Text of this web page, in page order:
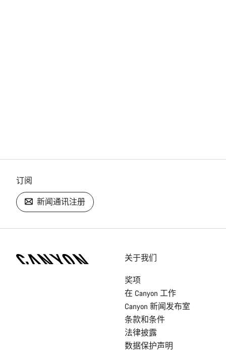
订阅
新闻通讯注册
关于我们
奖项
在 Canyon 工作
Canyon 新闻发布室
条款和条件
法律披露
数据保护声明